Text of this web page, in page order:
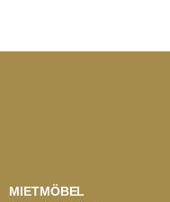
MIETMÖBEL